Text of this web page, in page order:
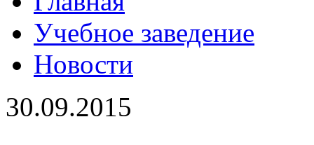
Учебное заведение
Новости
30.09.2015